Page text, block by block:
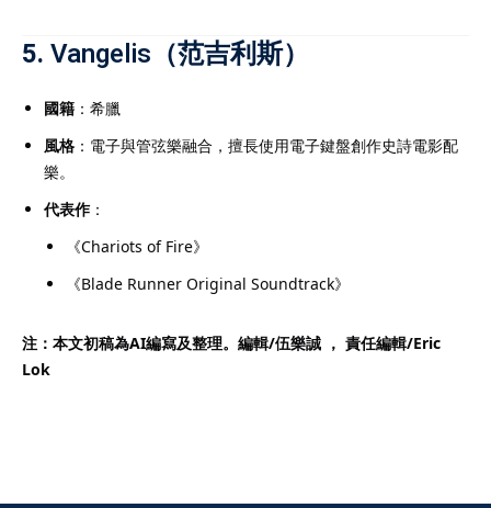
5. Vangelis（范吉利斯）
國籍 ：希臘
風格 ：電子與管弦樂融合，擅長使用電子鍵盤創作史詩電影配
樂。
代表作：
《Chariots of Fire》
《Blade Runner Original Soundtrack》
注：本文初稿為AI編寫及整理。編輯/伍樂誠 ， 責任編輯/Eric
Lok